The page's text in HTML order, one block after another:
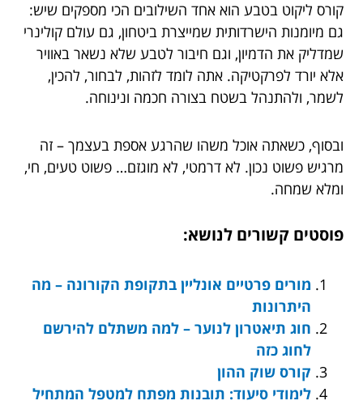
קורס ליקוט בטבע הוא אחד השילובים הכי מספקים שיש:
גם מיומנות הישרדותית שמייצרת ביטחון, גם עולם קולינרי
שמדליק את הדמיון, וגם חיבור לטבע שלא נשאר באוויר
אלא יורד לפרקטיקה. אתה לומד לזהות, לבחור, להכין,
לשמר, ולהתנהל בשטח בצורה חכמה ונינוחה.
ובסוף, כשאתה אוכל משהו שהרגע אספת בעצמך – זה
מרגיש פשוט נכון. לא דרמטי, לא מוגזם… פשוט טעים, חי,
ומלא שמחה.
פוסטים קשורים לנושא:
מורים פרטיים אונליין בתקופת הקורונה – מה
היתרונות
חוג תיאטרון לנוער – למה משתלם להירשם
לחוג כזה
קורס שוק ההון
לימודי סיעוד: תובנות מפתח למטפל המתחיל